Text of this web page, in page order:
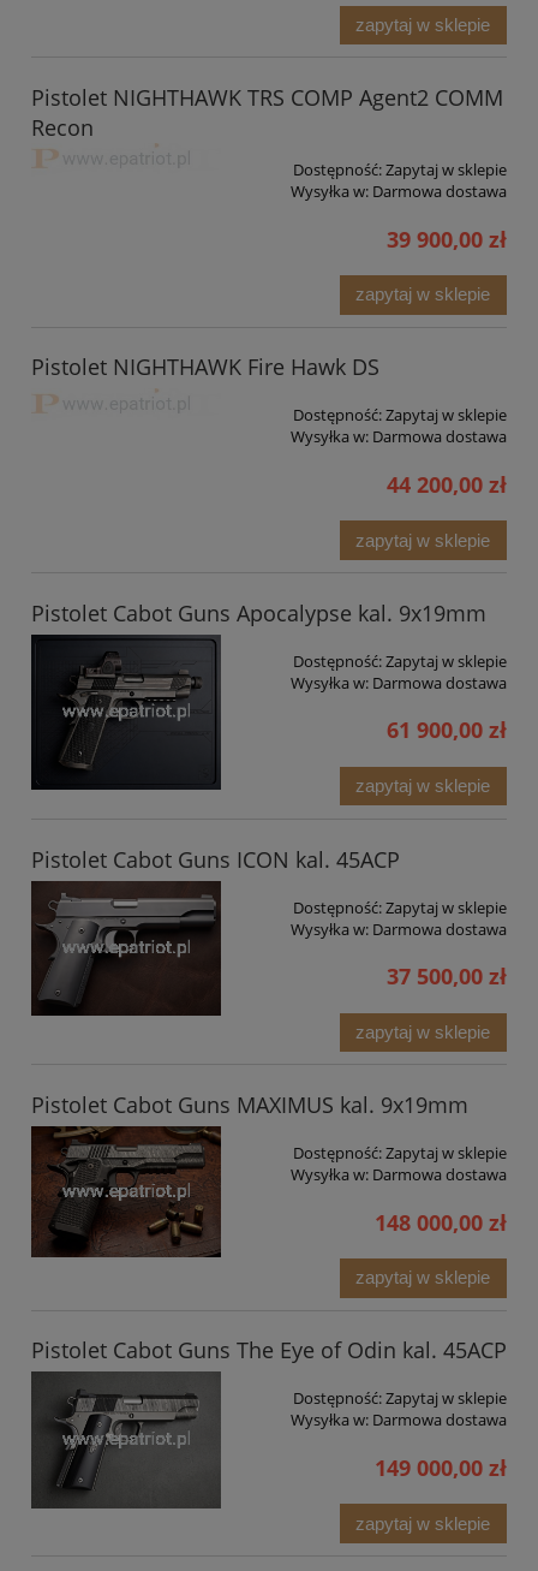
zapytaj w sklepie
Pistolet NIGHTHAWK TRS COMP Agent2 COMM
Recon
Dostępność:Zapytaj w sklepie
Wysyłka w: Darmowa dostawa
39 900,00 zł
zapytaj w sklepie
Pistolet NIGHTHAWK Fire Hawk DS
Dostępność:Zapytaj w sklepie
Wysyłka w: Darmowa dostawa
44 200,00 zł
zapytaj w sklepie
Pistolet Cabot Guns Apocalypse kal. 9x19mm
Dostępność:Zapytaj w sklepie
Wysyłka w: Darmowa dostawa
61 900,00 zł
zapytaj w sklepie
Pistolet Cabot Guns ICON kal. 45ACP
Dostępność:Zapytaj w sklepie
Wysyłka w: Darmowa dostawa
37 500,00 zł
zapytaj w sklepie
Pistolet Cabot Guns MAXIMUS kal. 9x19mm
Dostępność:Zapytaj w sklepie
Wysyłka w: Darmowa dostawa
148 000,00 zł
zapytaj w sklepie
Pistolet Cabot Guns The Eye of Odin kal. 45ACP
Dostępność:Zapytaj w sklepie
Wysyłka w: Darmowa dostawa
149 000,00 zł
zapytaj w sklepie